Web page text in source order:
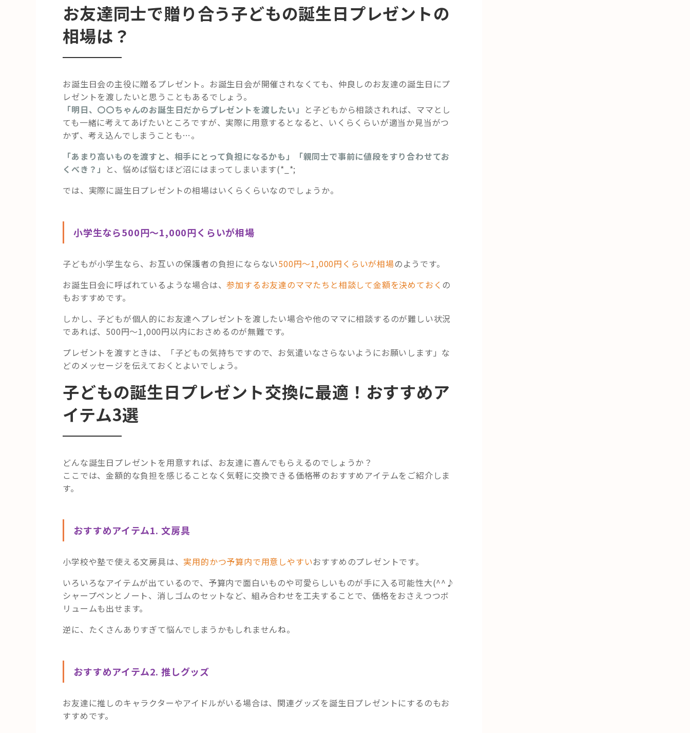
お友達同士で贈り合う子どもの誕生日プレゼントの
相場は？
お誕生日会の主役に贈るプレゼント。お誕生日会が開催されなくても、仲良しのお友達の誕生日にプ
レゼントを渡したいと思うこともあるでしょう。
「明日、〇〇ちゃんのお誕生日だからプレゼントを渡したい」 と子どもから相談されれば、ママとし
ても一緒に考えてあげたいところですが、実際に用意するとなると、いくらくらいが適当か見当がつ
かず、考え込んでしまうことも…。
「あまり高いものを渡すと、相手にとって負担になるかも」「親同士で事前に値段をすり合わせてお
くべき？」 と、悩めば悩むほど沼にはまってしまいます(*_*;
では、実際に誕生日プレゼントの相場はいくらくらいなのでしょうか。
小学生なら500円～1,000円くらいが相場
子どもが小学生なら、お互いの保護者の負担にならない500円～1,000円くらいが相場のようです。
お誕生日会に呼ばれているような場合は、参加するお友達のママたちと相談して金額を決めておく の
もおすすめです。
しかし、子どもが個人的にお友達へプレゼントを渡したい場合や他のママに相談するのが難しい状況
であれば、500円～1,000円以内におさめるのが無難です。
プレゼントを渡すときは、「子どもの気持ちですので、お気遣いなさらないようにお願いします」な
どのメッセージを伝えておくとよいでしょう。
子どもの誕生日プレゼント交換に最適！おすすめア
イテム3選
どんな誕生日プレゼントを用意すれば、お友達に喜んでもらえるのでしょうか？
ここでは、金額的な負担を感じることなく気軽に交換できる価格帯のおすすめアイテムをご紹介しま
す。
おすすめアイテム1. 文房具
小学校や塾で使える文房具は、 実用的かつ予算内で用意しやすいおすすめのプレゼントです。
いろいろなアイテムが出ているので、予算内で面白いものや可愛らしいものが手に入る可能性大(^^♪
シャープペンとノート、消しゴムのセットなど、組み合わせを工夫することで、価格をおさえつつボ
リュームも出せます。
逆に、たくさんありすぎて悩んでしまうかもしれませんね。
おすすめアイテム2. 推しグッズ
お友達に推しのキャラクターやアイドルがいる場合は、関連グッズを誕生日プレゼントにするのもお
すすめです。